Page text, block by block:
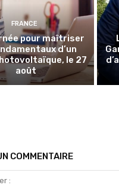
FRANCE
pour maîtriser
d’un
le 27
août
COMMENTAIRE